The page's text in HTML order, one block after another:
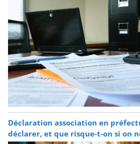
Déclaration association en
déclarer, et que risque-t-on si on